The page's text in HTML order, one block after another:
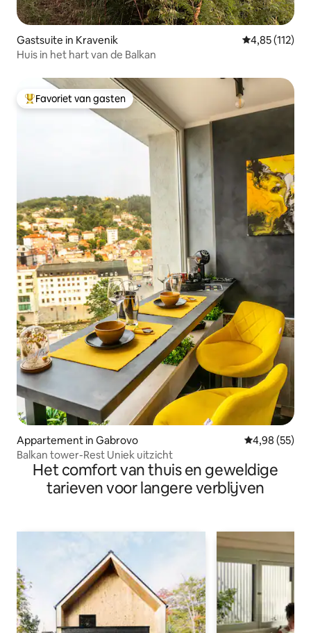
Gastsuite in Kravenik Gemiddelde
4,85 (112)
Huis in het hart van de Balkan
Topfavoriet van gasten
Favoriet van gasten
Appartement in Gabrovo Gemiddelde
4,98 (55)
Balkan tower-Rest Uniek uitzicht
Het comfort van thuis en geweldige
tarieven voor langere verblijven